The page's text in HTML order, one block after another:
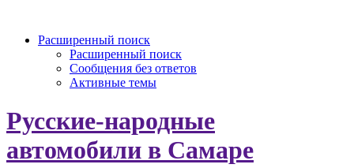
Расширенный поиск
Расширенный поиск
Сообщения без ответов
Активные темы
Русские-народные
автомобили в Самаре